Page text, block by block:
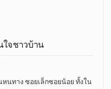
ใจชาวบ้าน
นทาง ซอยเล็กซอยน้อย ทั้งใน